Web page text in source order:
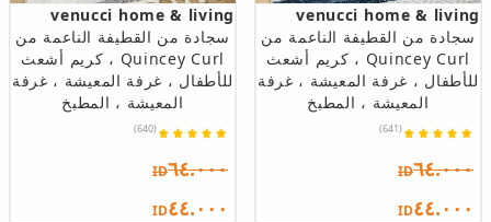
venucci home & living
سجادة من القطيفة الناعمة من
Quincey Curl ، كريم أشعث
للأطفال ، غرفة المعيشة ، غرفة
المعيشة ، المطبخ
(641)
ID٦٤.٠٠٠
ID٤٤.٠٠٠
venucci home & living
سجادة من القطيفة الناعمة من
Quincey Curl ، كريم أشعث
للأطفال ، غرفة المعيشة ، غرفة
المعيشة ، المطبخ
(640)
ID٦٤.٠٠٠
ID٤٤.٠٠٠